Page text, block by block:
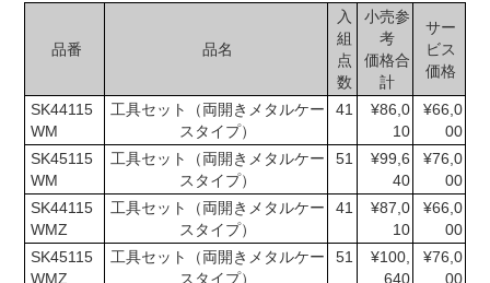
品番 品名
入
組
点
数
小売参
考
価格合
計
サー
ビス
価格
SK44115
WM
工具セット（両開きメタルケー
スタイプ）
41
¥86,0
10
¥66,0
00
SK45115
WM
工具セット（両開きメタルケー
スタイプ）
51
¥99,6
40
¥76,0
00
SK44115
WMZ
工具セット（両開きメタルケー
スタイプ）
41
¥87,0
10
¥66,0
00
SK45115
WMZ
工具セット（両開きメタルケー
スタイプ）
51
¥100,
640
¥76,0
00